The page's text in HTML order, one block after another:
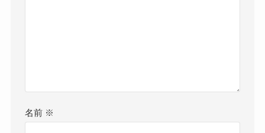
名前 ※